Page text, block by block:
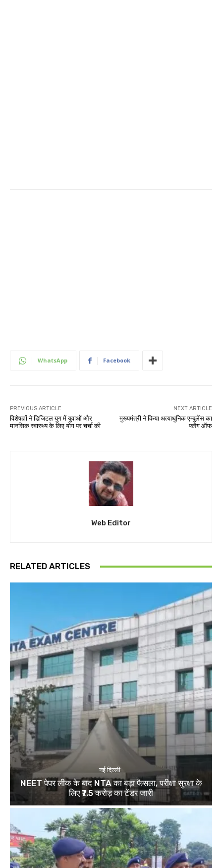
WhatsApp Facebook
PREVIOUS ARTICLE
विशेषज्ञों ने डिजिटल युग में युवाओं और
मानसिक स्वास्थ्य के लिए योग पर चर्चा की
NEXT ARTICLE
मुख्यमंत्री ने किया अत्याधुनिक एम्बुलेंस का
फ्लैग ऑफ
Web Editor
RELATED ARTICLES
नई दिल्ली
NEET पेपर लीक के बाद NTA का बड़ा फैसला, परीक्षा सुरक्षा के
लिए ₹7.5 करोड़ का टेंडर जारी